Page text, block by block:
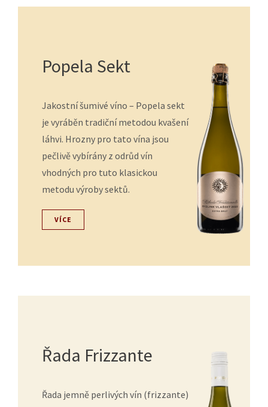
Popela Sekt
Jakostní šumivé víno – Popela sekt
je vyráběn tradiční metodou kvašení
láhvi. Hrozny pro tato vína jsou
pečlivě vybírány z odrůd vín
vhodných pro tuto klasickou
metodu výroby sektů.
VÍCE
Řada Frizzante
Řada jemně perlivých vín (frizzante)